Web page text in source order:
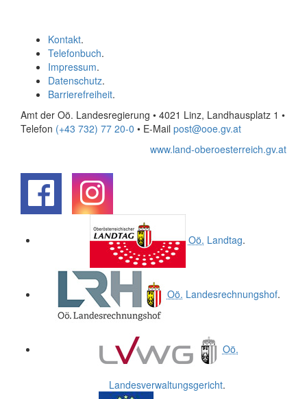
Kontakt.
Telefonbuch.
Impressum.
Datenschutz.
Barrierefreiheit.
Amt der Oö. Landesregierung • 4021 Linz, Landhausplatz 1 •
Telefon (+43 732) 77 20-0 • E-Mail post@ooe.gv.at
www.land-oberoesterreich.gv.at
Oö. Landtag.
Oö. Landesrechnungshof.
Oö.
Landesverwaltungsgericht.